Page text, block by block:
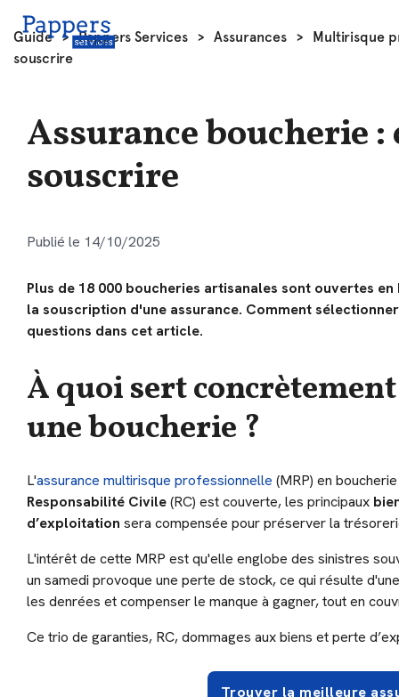
Guide > Pappers Services > Assurances >
Multirisque
souscrire
Assurance boucherie
souscrire
Publié le 14/10/2025
Plus de 18 000 boucheries artisanales sont ouvertes
la souscription d'une assurance. Comment
questions dans cet article.
À quoi sert
une boucherie ?
L'assurance multirisque professionnelle (MRP) en
Responsabilité Civile(RC) est couverte, les principaux
d’exploitation sera compensée pour préserver la
L'intérêt de cette MRP est qu'elle englobe des sinistres
un samedi provoque une perte de stock, ce qui résulte
les denrées et compenser le manque à gagner, tout en
Ce trio de garanties, RC, dommages aux biens et perte
Trouver la meilleure